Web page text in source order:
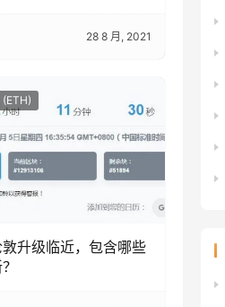
28 8 月, 2021
升级临近，包含哪些